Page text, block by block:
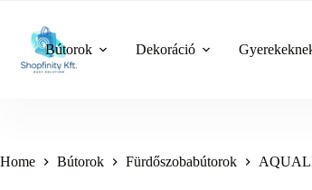
content
Bútorok Dekoráció
Home Bútorok Fürdőszobabútorok